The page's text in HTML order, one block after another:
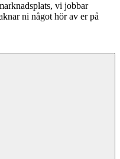
vi jobbar
ni något hör av er på